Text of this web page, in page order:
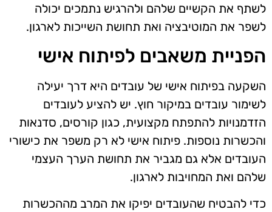
לשתף את הקשיים שלהם ולהרגיש נתמכים יכולה
לשפר את המוטיבציה ואת תחושת השייכות לארגון.
הפניית משאבים לפיתוח אישי
השקעה בפיתוח אישי של עובדים היא דרך יעילה
לשימור עובדים במיקור חוץ. יש להציע לעובדים
הזדמנויות להתפתח מקצועית, כגון קורסים, סדנאות
והכשרות נוספות. פיתוח אישי לא רק משפר את כישורי
העובדים אלא גם מגביר את תחושת הערך העצמי
שלהם ואת המחויבות לארגון.
כדי להבטיח שהעובדים יפיקו את המרב מההכשרות